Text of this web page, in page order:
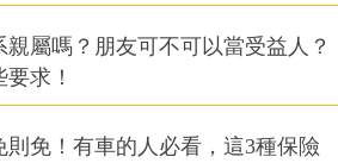
屬嗎？朋友可不可以當受益人？
求！
免！有車的人必看，這3種保險